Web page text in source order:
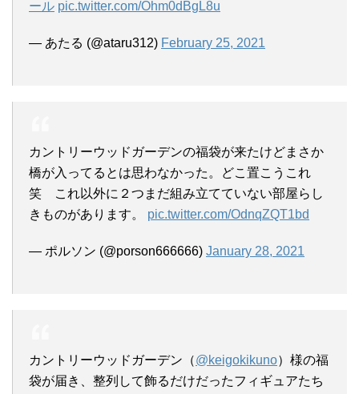
ール pic.twitter.com/Ohm0dBgL8u
— あたる (@ataru312) February 25, 2021
カントリーウッドガーデンの福袋が来たけどまさか
橋が入ってるとは思わなかった。どこ置こうこれ
笑 これ以外に２つまだ組み立てていない部屋らし
きものがあります。 pic.twitter.com/OdnqZQT1bd
— ポルソン (@porson666666) January 28, 2021
カントリーウッドガーデン（@keigokikuno）様の福
袋が届き、整列して飾るだけだったフィギュアたち